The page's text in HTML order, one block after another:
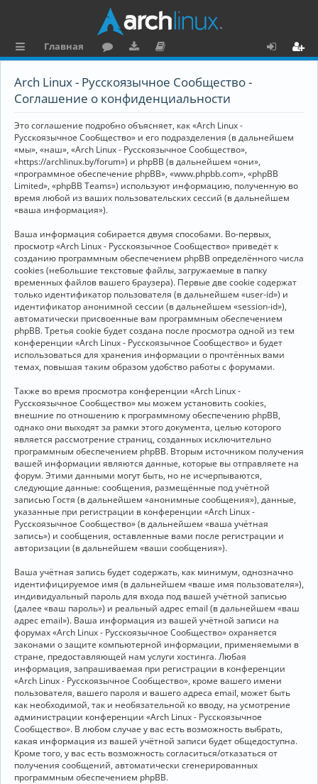
ы
к
и
Главная
ру
ру
и
ку
е
н
та
ц
я
Arch Linux - Русскоязычное Сообщество -
Соглашение о конфиденциальности
Это соглашение подробно объясняет, как «Arch Linux -
Русскоязычное Сообщество» и его подразделения (в дальнейшем
«мы», «наш», «Arch Linux - Русскоязычное Сообщество»,
«https://archlinux.by/forum») и phpBB (в дальнейшем «они»,
«программное обеспечение phpBB», «www.phpbb.com», «phpBB
Limited», «phpBB Teams») используют информацию, полученную во
время любой из ваших пользовательских сессий (в дальнейшем
«ваша информация»).
Ваша информация собирается двумя способами. Во-первых,
просмотр «Arch Linux - Русскоязычное Сообщество» приведёт к
созданию программным обеспечением phpBB определённого числа
cookies (небольшие текстовые файлы, загружаемые в папку
временных файлов вашего браузера). Первые две cookie содержат
только идентификатор пользователя (в дальнейшем «user-id») и
идентификатор анонимной сессии (в дальнейшем «session-id»),
автоматически присвоенные вам программным обеспечением
phpBB. Третья cookie будет создана после просмотра одной из тем
конференции «Arch Linux - Русскоязычное Сообщество» и будет
использоваться для хранения информации о прочтённых вами
темах, повышая таким образом удобство работы с форумами.
Также во время просмотра конференции «Arch Linux -
Русскоязычное Сообщество» мы можем установить cookies,
внешние по отношению к программному обеспечению phpBB,
однако они выходят за рамки этого документа, целью которого
является рассмотрение страниц, созданных исключительно
программным обеспечением phpBB. Вторым источником получения
вашей информации являются данные, которые вы отправляете на
форум. Этими данными могут быть, но не исчерпываются,
следующие данные: сообщения, размещённые под учётной
записью Гостя (в дальнейшем «анонимные сообщения»), данные,
указанные при регистрации в конференции «Arch Linux -
Русскоязычное Сообщество» (в дальнейшем «ваша учётная
запись») и сообщения, оставленные вами после регистрации и
авторизации (в дальнейшем «ваши сообщения»).
Ваша учётная запись будет содержать, как минимум, однозначно
идентифицируемое имя (в дальнейшем «ваше имя пользователя»),
индивидуальный пароль для входа под вашей учётной записью
(далее «ваш пароль») и реальный адрес email (в дальнейшем «ваш
адрес email»). Ваша информация из вашей учётной записи на
форумах «Arch Linux - Русскоязычное Сообщество» охраняется
законами о защите компьютерной информации, применяемыми в
стране, предоставляющей нам услуги хостинга. Любая
информация, запрашиваемая при регистрации в конференции
«Arch Linux - Русскоязычное Сообщество», кроме вашего имени
пользователя, вашего пароля и вашего адреса email, может быть
как необходимой, так и необязательной ко вводу, на усмотрение
администрации конференции «Arch Linux - Русскоязычное
Сообщество». В любом случае у вас есть возможность выбрать,
какая информация из вашей учётной записи будет общедоступна.
Кроме того, у вас есть возможность согласиться/отказаться от
получения сообщений, автоматически сгенерированных
программным обеспечением phpBB.